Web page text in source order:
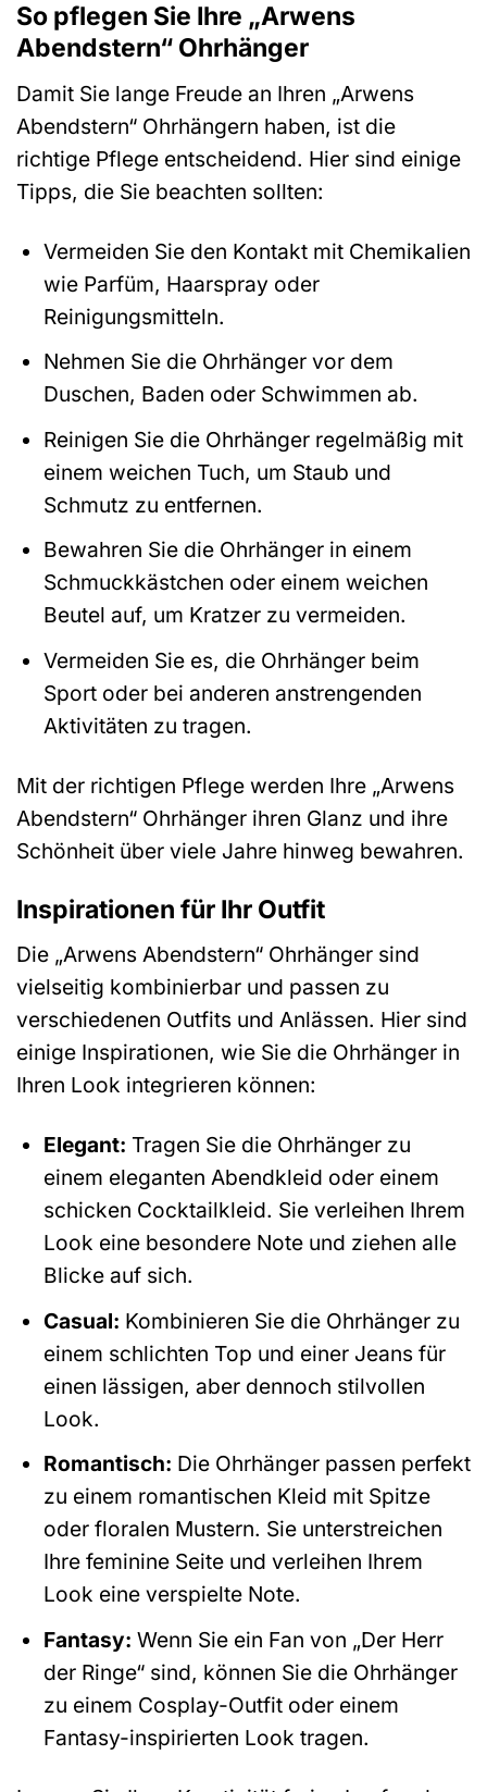
So pflegen Sie Ihre „Arwens
Abendstern“ Ohrhänger
Damit Sie lange Freude an Ihren „Arwens
Abendstern“ Ohrhängern haben, ist die
richtige Pflege entscheidend. Hier sind einige
Tipps, die Sie beachten sollten:
Vermeiden Sie den Kontakt mit Chemikalien
wie Parfüm, Haarspray oder
Reinigungsmitteln.
Nehmen Sie die Ohrhänger vor dem
Duschen, Baden oder Schwimmen ab.
Reinigen Sie die Ohrhänger regelmäßig mit
einem weichen Tuch, um Staub und
Schmutz zu entfernen.
Bewahren Sie die Ohrhänger in einem
Schmuckkästchen oder einem weichen
Beutel auf, um Kratzer zu vermeiden.
Vermeiden Sie es, die Ohrhänger beim
Sport oder bei anderen anstrengenden
Aktivitäten zu tragen.
Mit der richtigen Pflege werden Ihre „Arwens
Abendstern“ Ohrhänger ihren Glanz und ihre
Schönheit über viele Jahre hinweg bewahren.
Inspirationen für Ihr Outfit
Die „Arwens Abendstern“ Ohrhänger sind
vielseitig kombinierbar und passen zu
verschiedenen Outfits und Anlässen. Hier sind
einige Inspirationen, wie Sie die Ohrhänger in
Ihren Look integrieren können:
Elegant: Tragen Sie die Ohrhänger zu
einem eleganten Abendkleid oder einem
schicken Cocktailkleid. Sie verleihen Ihrem
Look eine besondere Note und ziehen alle
Blicke auf sich.
Casual: Kombinieren Sie die Ohrhänger zu
einem schlichten Top und einer Jeans für
einen lässigen, aber dennoch stilvollen
Look.
Romantisch: Die Ohrhänger passen perfekt
zu einem romantischen Kleid mit Spitze
oder floralen Mustern. Sie unterstreichen
Ihre feminine Seite und verleihen Ihrem
Look eine verspielte Note.
Fantasy: Wenn Sie ein Fan von „Der Herr
der Ringe“ sind, können Sie die Ohrhänger
zu einem Cosplay-Outfit oder einem
Fantasy-inspirierten Look tragen.